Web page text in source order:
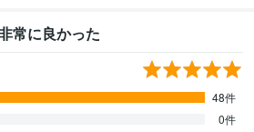
常に良かった
48件
0件